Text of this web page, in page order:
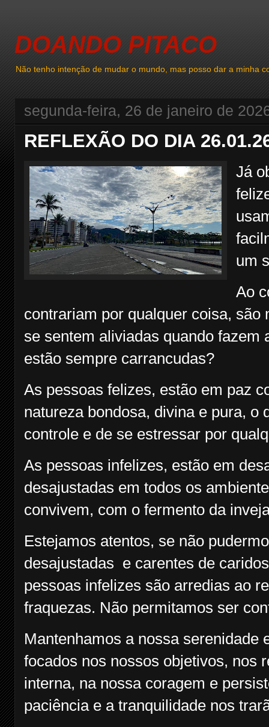
DOANDO PITACO
Não tenho intenção de mudar o mundo, mas posso dar a minha
segunda-feira, 26 de janeiro de
REFLEXÃO DO DIA
Já
um
Ao
contrariam por qualquer coisa,
se sentem aliviadas quando
estão sempre carrancudas?
As pessoas felizes, estão em paz
natureza bondosa, divina e pura, o
controle e de se estressar por
As pessoas infelizes, estão em
desajustadas em todos os
convivem, com o fermento da
Estejamos atentos, se não
desajustadas e carentes de
pessoas infelizes são arredias ao
fraquezas. Não permitamos ser
Mantenhamos a nossa serenidade
focados nos nossos objetivos, nos
interna, na nossa coragem e
paciência e a tranquilidade nos